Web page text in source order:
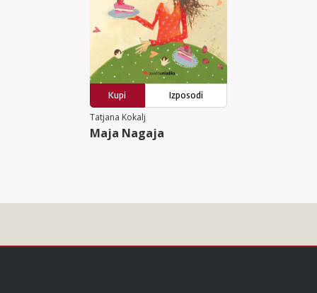
Kupi
Izposodi
Tatjana Kokalj
Maja Nagaja